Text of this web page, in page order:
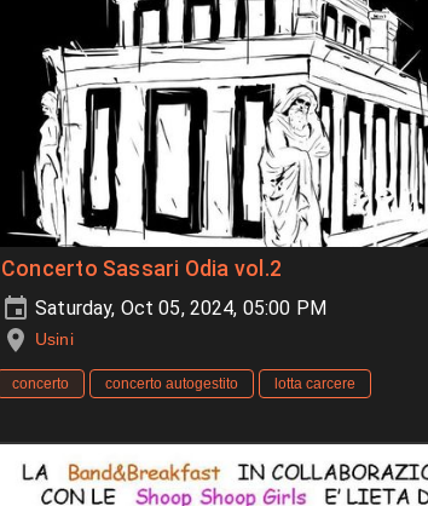
Concerto Sassari Odia vol.2
Saturday, Oct 05, 2024, 05:00 PM
Usini
concerto concerto autogestito lotta carcere